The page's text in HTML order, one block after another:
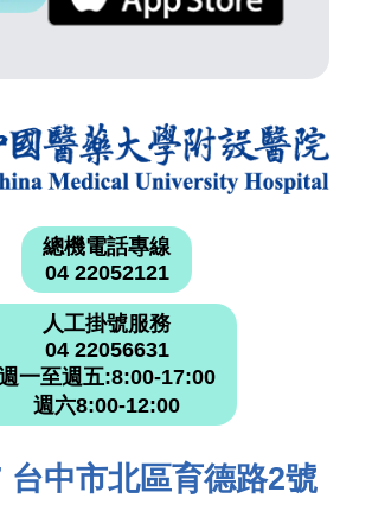
總機電話專線
04 22052121
人工掛號服務
04 22056631
一至週五:8:00-17:00
週六8:00-12:00
台中市北區育德路2號